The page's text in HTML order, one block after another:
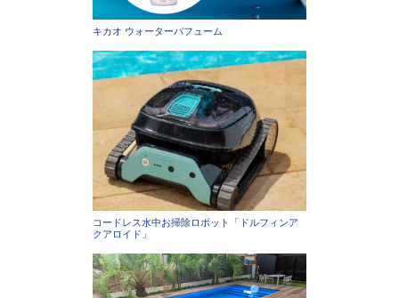
キカオ ウォーターパフューム
コードレス水中お掃除ロボット「ドルフィンア
クアロイド」